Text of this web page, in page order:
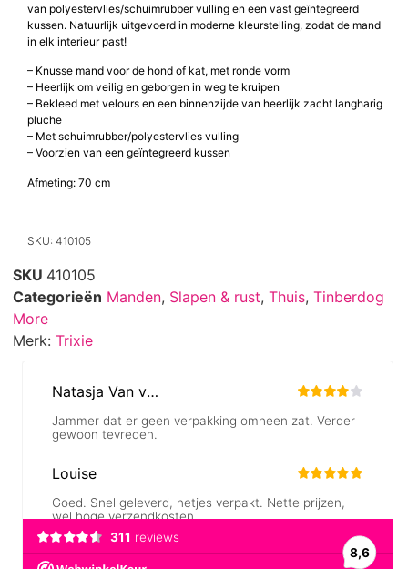
van polyestervlies/schuimrubber vulling en een vast geïntegreerd
kussen. Natuurlijk uitgevoerd in moderne kleurstelling, zodat de mand
in elk interieur past!
– Knusse mand voor de hond of kat, met ronde vorm
– Heerlijk om veilig en geborgen in weg te kruipen
– Bekleed met velours en een binnenzijde van heerlijk zacht langharig
pluche
– Met schuimrubber/polyestervlies vulling
– Voorzien van een geïntegreerd kussen
Afmeting: 70 cm
SKU: 410105
SKU 410105
Categorieën Manden, Slapen & rust, Thuis, Tinberdog
More
Merk: Trixie